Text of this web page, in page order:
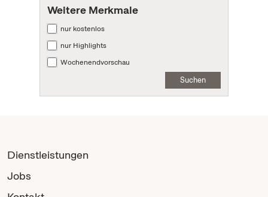
Weitere Merkmale
nur kostenlos
nur Highlights
Wochenendvorschau
Suchen
Dienstleistungen
Jobs